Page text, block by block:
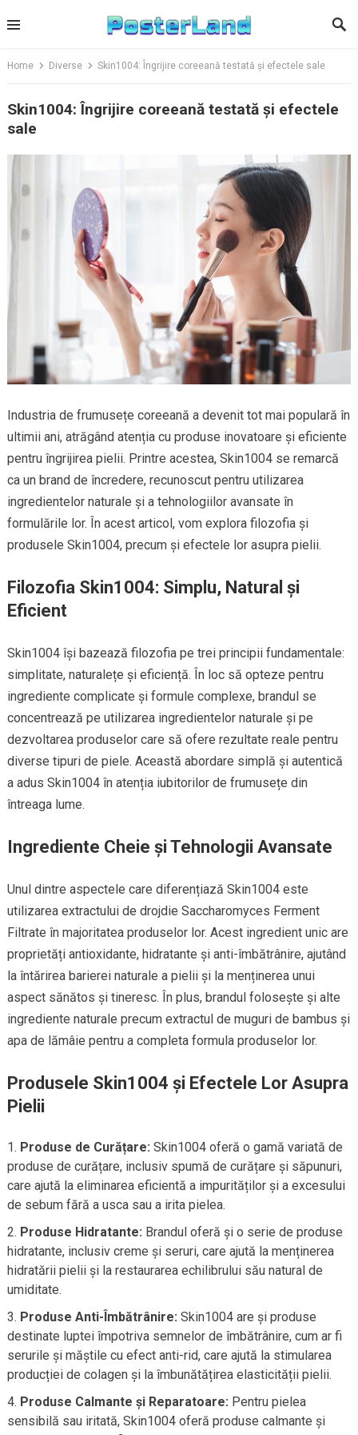
to
Home Diverse Skin1004: Îngrijire coreeană testată și efectele sale
Skin1004: Îngrijire coreeană testată și efectele
sale
Industria de frumusețe coreeană a devenit tot mai populară în
ultimii ani, atrăgând atenția cu produse inovatoare și eficiente
pentru îngrijirea pielii. Printre acestea, Skin1004 se remarcă
ca un brand de încredere, recunoscut pentru utilizarea
ingredientelor naturale și a tehnologiilor avansate în
formulările lor. În acest articol, vom explora filozofia și
produsele Skin1004, precum și efectele lor asupra pielii.
Filozofia Skin1004: Simplu, Natural și
Eficient
Skin1004 își bazează filozofia pe trei principii fundamentale:
simplitate, naturalețe și eficiență. În loc să opteze pentru
ingrediente complicate și formule complexe, brandul se
concentrează pe utilizarea ingredientelor naturale și pe
dezvoltarea produselor care să ofere rezultate reale pentru
diverse tipuri de piele. Această abordare simplă și autentică
a adus Skin1004 în atenția iubitorilor de frumusețe din
întreaga lume.
Ingrediente Cheie și Tehnologii Avansate
Unul dintre aspectele care diferențiază Skin1004 este
utilizarea extractului de drojdie Saccharomyces Ferment
Filtrate în majoritatea produselor lor. Acest ingredient unic are
proprietăți antioxidante, hidratante și anti-îmbătrânire, ajutând
la întărirea barierei naturale a pielii și la menținerea unui
aspect sănătos și tineresc. În plus, brandul folosește și alte
ingrediente naturale precum extractul de muguri de bambus și
apa de lămâie pentru a completa formula produselor lor.
Produsele Skin1004 și Efectele Lor Asupra
Pielii
Produse de Curățare: Skin1004 oferă o gamă variată de
produse de curățare, inclusiv spumă de curățare și săpunuri,
care ajută la eliminarea eficientă a impurităților și a excesului
de sebum fără a usca sau a irita pielea.
Produse Hidratante: Brandul oferă și o serie de produse
hidratante, inclusiv creme și seruri, care ajută la menținerea
hidratării pielii și la restaurarea echilibrului său natural de
umiditate.
Produse Anti-Îmbătrânire: Skin1004 are și produse
destinate luptei împotriva semnelor de îmbătrânire, cum ar fi
serurile și măștile cu efect anti-rid, care ajută la stimularea
producției de colagen și la îmbunătățirea elasticității pielii.
Produse Calmante și Reparatoare: Pentru pielea
sensibilă sau iritată, Skin1004 oferă produse calmante și